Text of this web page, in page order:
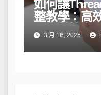
如何讓
整教學：高
私與數據安
3 月 16, 2025